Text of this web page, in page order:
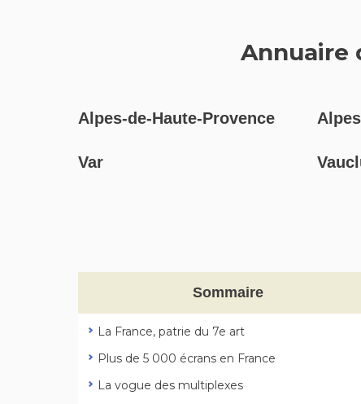
Annuaire
Alpes-de-Haute-Provence
Var
Sommaire
La France, patrie du 7e art
Plus de 5 000 écrans en France
La vogue des multiplexes